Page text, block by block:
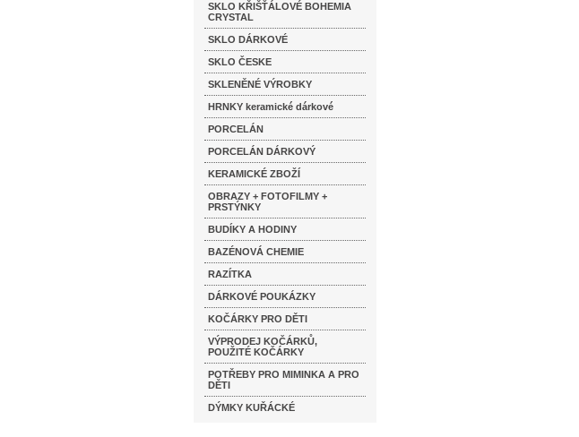
SKLO KŘIŠŤÁLOVÉ BOHEMIA
CRYSTAL
SKLO DÁRKOVÉ
SKLO ČESKE
SKLENĚNÉ VÝROBKY
HRNKY keramické dárkové
PORCELÁN
PORCELÁN DÁRKOVÝ
KERAMICKÉ ZBOŽÍ
OBRAZY + FOTOFILMY +
PRSTÝNKY
BUDÍKY A HODINY
BAZÉNOVÁ CHEMIE
RAZÍTKA
DÁRKOVÉ POUKÁZKY
KOČÁRKY PRO DĚTI
VÝPRODEJ KOČÁRKŮ,
POUŽITÉ KOČÁRKY
POTŘEBY PRO MIMINKA A PRO
DĚTI
DÝMKY KUŘÁCKÉ